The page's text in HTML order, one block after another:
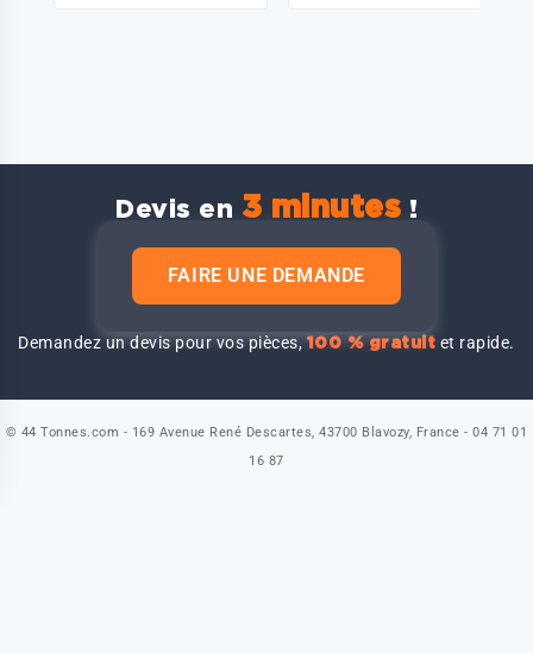
Devis en 3 minutes !
FAIRE UNE DEMANDE
Demandez un devis pour vos pièces,100 % gratuit et rapide.
© 44 Tonnes.com - 169 Avenue René Descartes, 43700 Blavozy, France - 04 71 01
16 87